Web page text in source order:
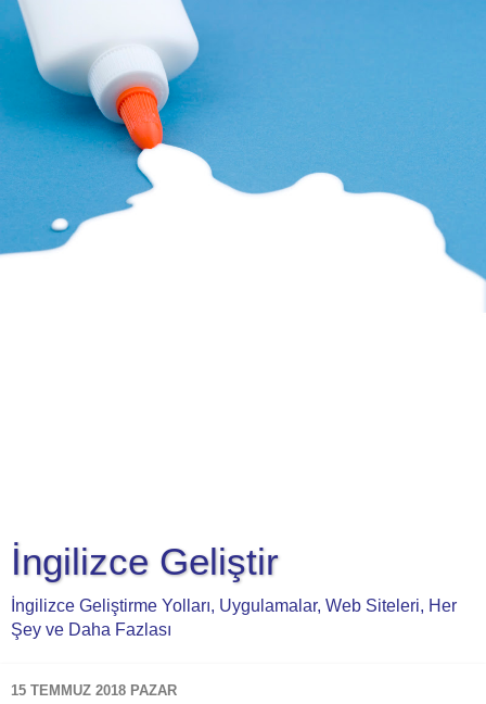
İngilizce Geliştir
İngilizce Geliştirme Yolları, Uygulamalar, Web Siteleri, Her
Şey ve Daha Fazlası
15 TEMMUZ 2018 PAZAR